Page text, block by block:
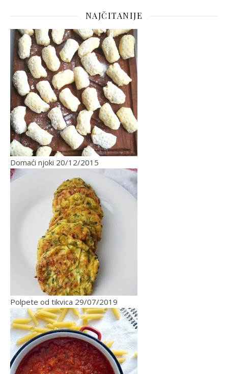
NAJČITANIJE
Domaći njoki 20/12/2015
Polpete od tikvica 29/07/2019